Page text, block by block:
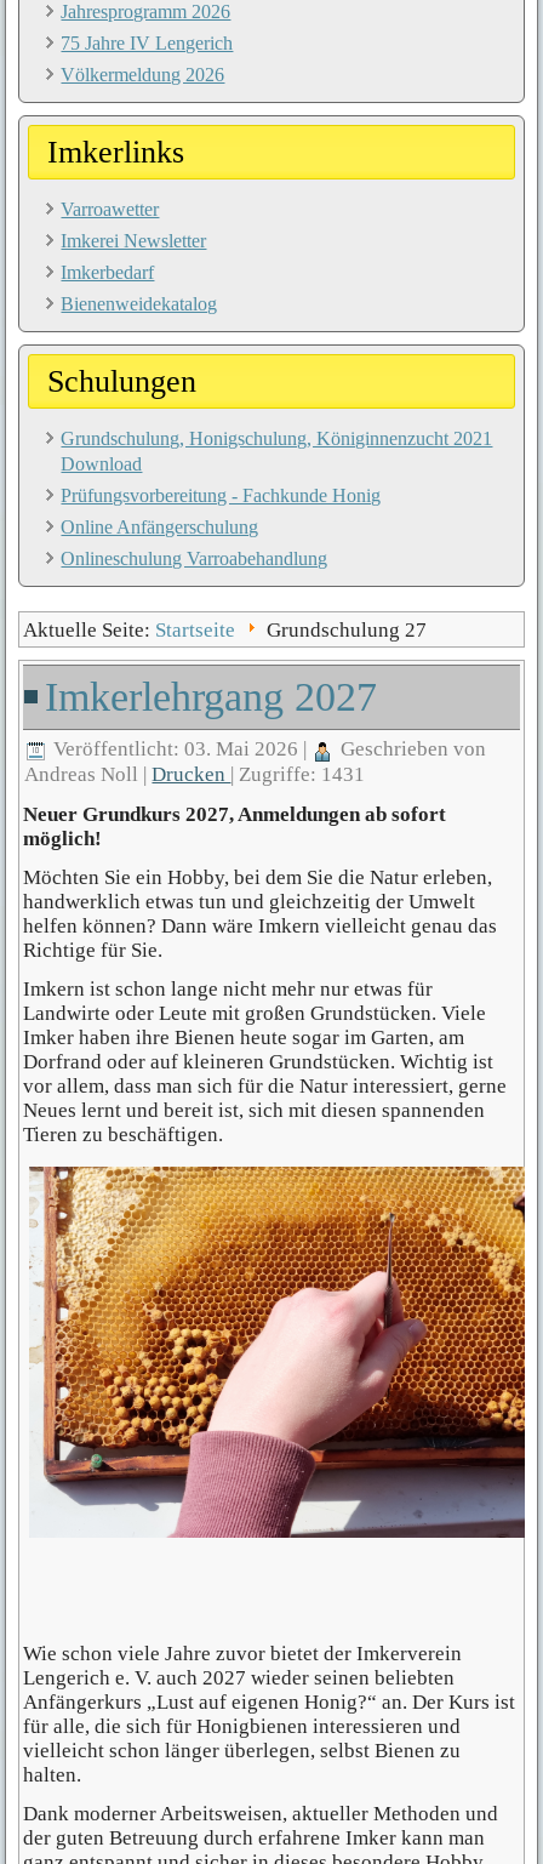
Jahresprogramm 2026
75 Jahre IV Lengerich
Völkermeldung 2026
Imkerlinks
Varroawetter
Imkerei Newsletter
Imkerbedarf
Bienenweidekatalog
Schulungen
Grundschulung, Honigschulung, Königinnenzucht 2021
Download
Prüfungsvorbereitung - Fachkunde Honig
Online Anfängerschulung
Onlineschulung Varroabehandlung
Aktuelle Seite: Startseite Grundschulung 27
Imkerlehrgang 2027
Veröffentlicht: 03. Mai 2026
Geschrieben von
Andreas Noll |Drucken | Zugriffe: 1431
Neuer Grundkurs 2027, Anmeldungen ab sofort
möglich!
Möchten Sie ein Hobby, bei dem Sie die Natur erleben,
handwerklich etwas tun und gleichzeitig der Umwelt
helfen können? Dann wäre Imkern vielleicht genau das
Richtige für Sie.
Imkern ist schon lange nicht mehr nur etwas für
Landwirte oder Leute mit großen Grundstücken. Viele
Imker haben ihre Bienen heute sogar im Garten, am
Dorfrand oder auf kleineren Grundstücken. Wichtig ist
vor allem, dass man sich für die Natur interessiert, gerne
Neues lernt und bereit ist, sich mit diesen spannenden
Tieren zu beschäftigen.
Wie schon viele Jahre zuvor bietet der Imkerverein
Lengerich e. V. auch 2027 wieder seinen beliebten
Anfängerkurs „Lust auf eigenen Honig?“ an. Der Kurs ist
für alle, die sich für Honigbienen interessieren und
vielleicht schon länger überlegen, selbst Bienen zu
halten.
Dank moderner Arbeitsweisen, aktueller Methoden und
der guten Betreuung durch erfahrene Imker kann man